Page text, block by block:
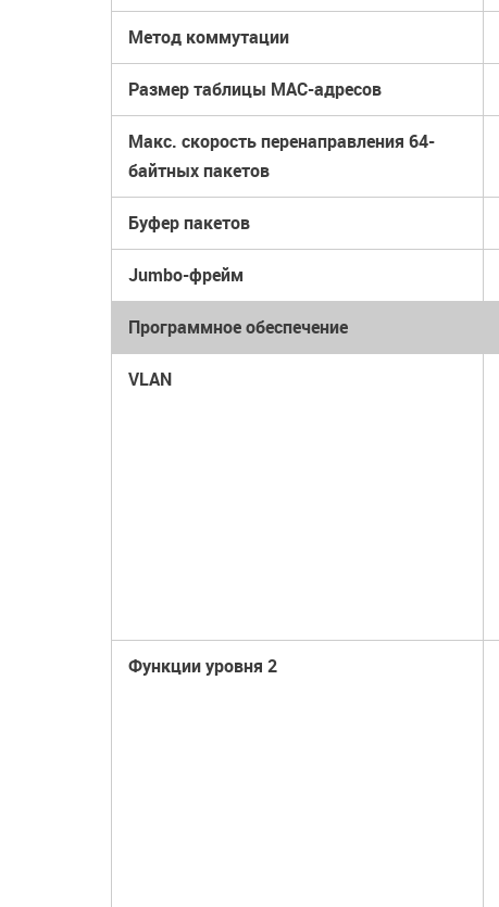
Метод коммутации
Размер таблицы MAC-адресов
Макс. скорость перенаправления 64-
байтных пакетов
Буфер пакетов
Jumbo-фрейм
Программное обеспечение
VLAN
Функции уровня 2